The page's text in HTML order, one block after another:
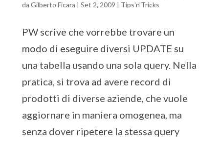
da Gilberto Ficara | Set 2, 2009 | Tips'n'Tricks
PW scrive che vorrebbe trovare un
modo di eseguire diversi UPDATE su
una tabella usando una sola query. Nella
pratica, si trova ad avere record di
prodotti di diverse aziende, che vuole
aggiornare in maniera omogenea, ma
senza dover ripetere la stessa query